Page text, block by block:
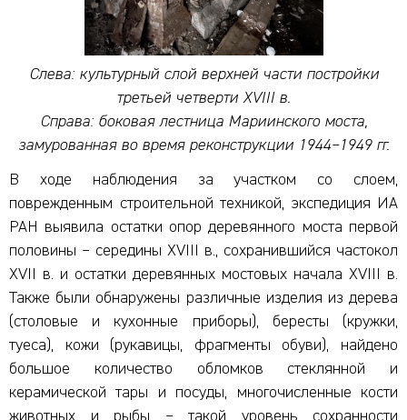
Слева: культурный слой верхней части постройки
третьей четверти XVIII в.
Справа: боковая лестница Мариинского моста,
замурованная во время реконструкции 1944–1949 гг.
В ходе наблюдения за участком со слоем,
поврежденным строительной техникой, экспедиция ИА
РАН выявила остатки опор деревянного моста первой
половины – середины XVIII в., сохранившийся частокол
XVII в. и остатки деревянных мостовых начала XVIII в.
Также были обнаружены различные изделия из дерева
(столовые и кухонные приборы), бересты (кружки,
туеса), кожи (рукавицы, фрагменты обуви), найдено
большое количество обломков стеклянной и
керамической тары и посуды, многочисленные кости
животных и рыбы – такой уровень сохранности